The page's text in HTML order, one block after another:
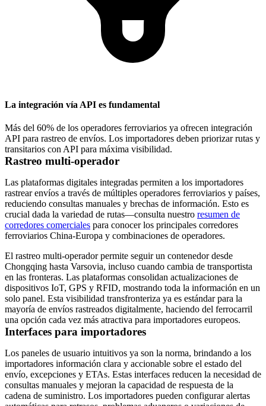
La integración vía API es fundamental
Más del 60% de los operadores ferroviarios ya ofrecen integración
API para rastreo de envíos. Los importadores deben priorizar rutas y
transitarios con API para máxima visibilidad.
Rastreo multi-operador
Las plataformas digitales integradas permiten a los importadores
rastrear envíos a través de múltiples operadores ferroviarios y países,
reduciendo consultas manuales y brechas de información. Esto es
crucial dada la variedad de rutas—consulta nuestro resumen de
corredores comerciales para conocer los principales corredores
ferroviarios China-Europa y combinaciones de operadores.
El rastreo multi-operador permite seguir un contenedor desde
Chongqing hasta Varsovia, incluso cuando cambia de transportista
en las fronteras. Las plataformas consolidan actualizaciones de
dispositivos IoT, GPS y RFID, mostrando toda la información en un
solo panel. Esta visibilidad transfronteriza ya es estándar para la
mayoría de envíos rastreados digitalmente, haciendo del ferrocarril
una opción cada vez más atractiva para importadores europeos.
Interfaces para importadores
Los paneles de usuario intuitivos ya son la norma, brindando a los
importadores información clara y accionable sobre el estado del
envío, excepciones y ETAs. Estas interfaces reducen la necesidad de
consultas manuales y mejoran la capacidad de respuesta de la
cadena de suministro. Los importadores pueden configurar alertas